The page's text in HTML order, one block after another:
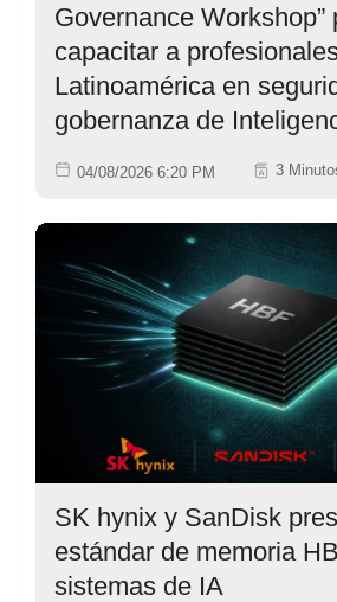
Governance Workshop”
capacitar a
Latinoamérica en
gobernanza de
04/08/2026 6:20 PM 3
SK hynix y SanDisk
estándar de memoria
sistemas de IA